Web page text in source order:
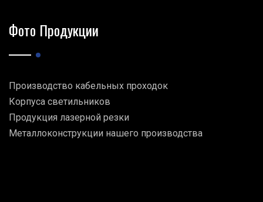
Фото Продукции
Производство кабельных проходок
Корпуса светильников
Продукция лазерной резки
Металлоконструкции нашего производства